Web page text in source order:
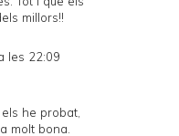
millors!!
les 22:09
he probat,
molt bona.